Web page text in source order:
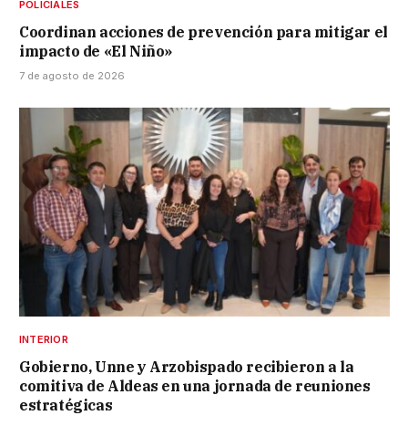
POLICIALES
Coordinan acciones de prevención para mitigar el
impacto de «El Niño»
7 de agosto de 2026
INTERIOR
Gobierno, Unne y Arzobispado recibieron a la
comitiva de Aldeas en una jornada de reuniones
estratégicas